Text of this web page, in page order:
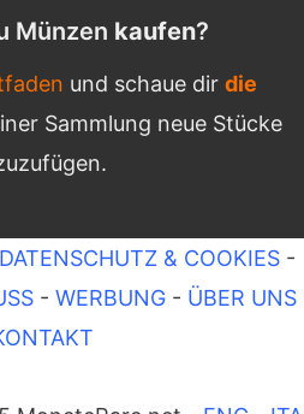
Münzen kaufen?
und schaue dir die
Sammlung neue Stücke
DATENSCHUTZ & COOKIES-
- WERBUNG - ÜBER UNS